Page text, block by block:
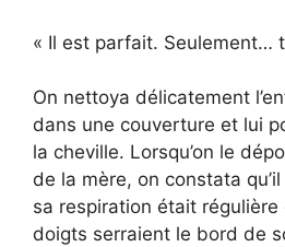
« Il est parfait. Seulement…
On nettoya délicatement
dans une couverture et lui
la cheville. Lorsqu’on le
de la mère, on constata
sa respiration était
doigts serraient le bord de